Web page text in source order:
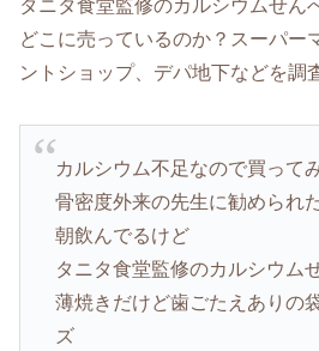
タニタ食堂監修のカルシウムせん
どこに売っているのか？スーパー
ントショップ、デパ地下などを調
カルシウム不足なので買って
骨密度外来の先生に勧められ
朝飲んでるけど
タニタ食堂監修のカルシウム
薄焼きだけど歯ごたえありの
ズ